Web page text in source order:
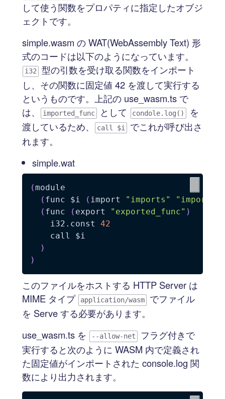
して使う関数をプロパティに指定したオブジ
ェクトです。
simple.wasm の WAT(WebAssembly Text) 形
式のコードは以下のようになっています。
i32
型の引数を受け取る関数をインポート
し、その関数に固定値 42 を渡して実行する
というものです。上記の use_wasm.ts で
は、
imported_func として condole.log()
を
渡しているため、
call $i
でこれが呼び出さ
れます。
simple.wat
(module
( func $i ( import "imports"
( func ( export "exported_func" )
    i32.const
42
    call $i
)
)
このファイルをホストする HTTP Server は
MIME タイプ
application/wasm
でファイル
を Serve する必要があります。
use_wasm.ts を
--allow-net
フラグ付きで
実行すると次のように WASM 内で定義され
た固定値がインポートされた console.log 関
数により出力されます。